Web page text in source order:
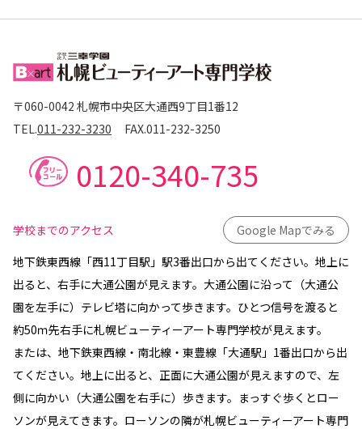
〒060-0042 札幌市中央区大通西9丁目1番12
TEL.011-232-3230 FAX.011-232-3250
0120-340-735
学校までのアクセス
Google Mapでみる
地下鉄東西線「西11丁目駅」駅3番出口から出てください。地上に
出ると、右手に大通公園が見えます。大通公園に沿って（大通公
園を左手に）テレビ塔に向かって歩きます。ひとつ信号を渡ると
約50ｍ先右手に札幌ビューティーアート専門学校が見えます。
または、地下鉄東西線・南北線・東豊線「大通駅」1番出口から出
てください。地上に出ると、正面に大通公園が見えますので、左
側に向かい（大通公園を右手に）歩きます。まっすぐ歩くとロー
ソンが見えてきます。ローソンの隣が札幌ビューティーアート専門